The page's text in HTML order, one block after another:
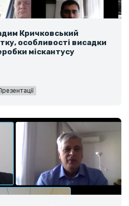
Кричковський
особливості висадки
міскантусу